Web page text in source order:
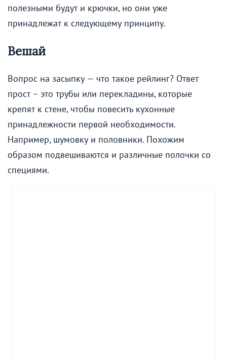
полезными будут и крючки, но они уже
принадлежат к следующему принципу.
Вешай
Вопрос на засыпку — что такое рейлинг? Ответ
прост – это трубы или перекладины, которые
крепят к стене, чтобы повесить кухонные
принадлежности первой необходимости.
Например, шумовку и половники. Похожим
образом подвешиваются и различные полочки со
специями.